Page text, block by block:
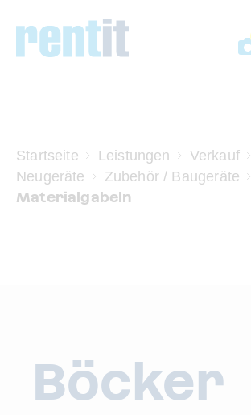
Startseite Leistungen
Verkauf
Neugeräte
Zubehör / Baugeräte
Materialgabeln
Böcker